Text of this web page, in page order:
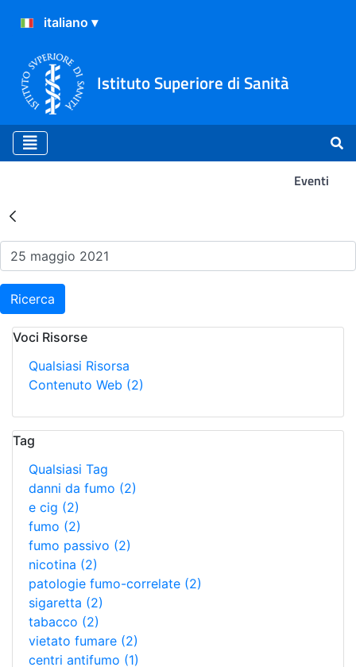
Istituto Superiore di Sanità
Eventi
Risultati della Ricerca -
Ricerca
Voci Risorse
Qualsiasi Risorsa
Contenuto Web (2)
Tag
Qualsiasi Tag
danni da fumo (2)
e cig (2)
fumo (2)
fumo passivo (2)
nicotina (2)
patologie fumo-correlate (2)
sigaretta (2)
tabacco (2)
vietato fumare (2)
centri antifumo (1)